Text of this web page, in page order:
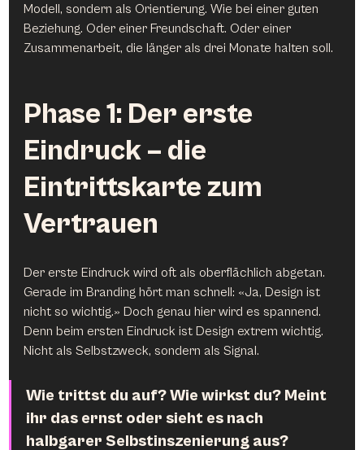
Modell, sondern als Orientierung. Wie bei einer guten
Beziehung. Oder einer Freundschaft. Oder einer
Zusammenarbeit, die länger als drei Monate halten soll.
Phase 1: Der erste
Eindruck – die
Eintrittskarte zum
Vertrauen
Der erste Eindruck wird oft als oberflächlich abgetan.
Gerade im Branding hört man schnell: «Ja, Design ist
nicht so wichtig.» Doch genau hier wird es spannend.
Denn beim ersten Eindruck ist Design extrem wichtig.
Nicht als Selbstzweck, sondern als Signal.
Wie trittst du auf? Wie wirkst du? Meint
ihr das ernst oder sieht es nach
halbgarer Selbstinszenierung aus?